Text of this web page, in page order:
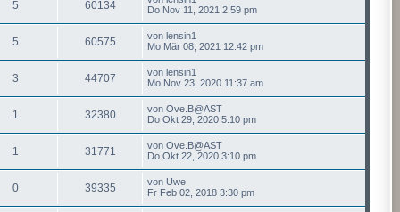
5 60134
Do Nov 11, 2021 2:59 pm
5 60575 vonlensin1
Mo Mär 08, 2021 12:42 pm
3 44707 vonlensin1
Mo Nov 23, 2020 11:37 am
1 32380 vonOve.B@AST
Do Okt 29, 2020 5:10 pm
1 31771 vonOve.B@AST
Do Okt 22, 2020 3:10 pm
0 39335 vonUwe
Fr Feb 02, 2018 3:30 pm